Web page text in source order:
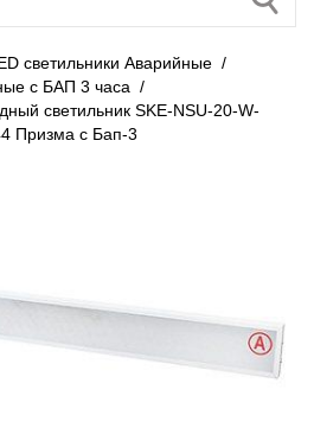
светильники Аварийные /
с БАП 3 часа /
светильник SKE-NSU-20-W-
Призма с Бап-3